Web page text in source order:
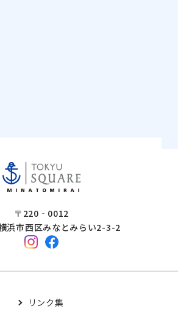
〒220‐0012
浜市西区みなとみらい2-3-2
リンク集